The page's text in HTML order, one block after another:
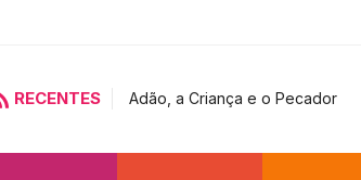
RECENTES Adão, a Criança e o Pecador